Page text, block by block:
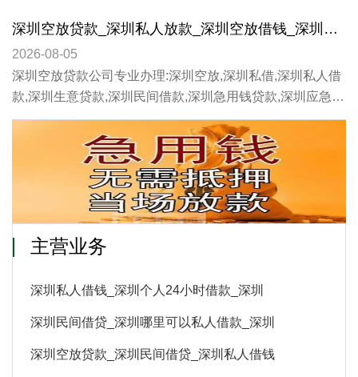
深圳空放贷款_深圳私人放款_深圳空放借钱_深圳借钱私人放款
2026-08-05
深圳空放贷款公司专业办理:深圳空放,深圳私借,深圳私人借
款,深圳生意贷款,深圳民间借款,深圳急用钱贷款,深圳应急个
人借款,深圳私人贷款,不看逾期.征信花.查询多,全部当天下
主营业务
深圳私人借钱_深圳个人24小时借款_深圳
深圳民间借贷_深圳哪里可以私人借款_深圳
深圳空放贷款_深圳民间借贷_深圳私人借钱